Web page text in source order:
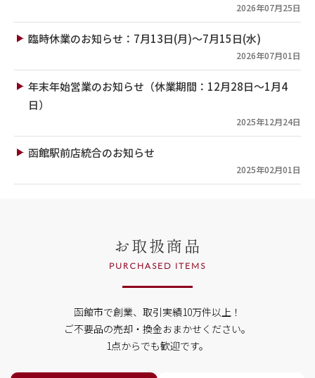
2026年07月25日
臨時休業のお知らせ：7月13日(月)～7月15日(水)
2026年07月01日
年末年始営業のお知らせ（休業期間：12月28日～1月4
日）
2025年12月24日
函館駅前店統合のお知らせ
2025年02月01日
お取扱商品
PURCHASED ITEMS
函館市で創業、取引実績10万件以上！
ご不要品の売却・換金おまかせください。
1点からでも歓迎です。